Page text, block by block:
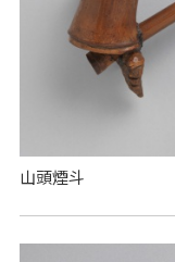
山頭煙斗